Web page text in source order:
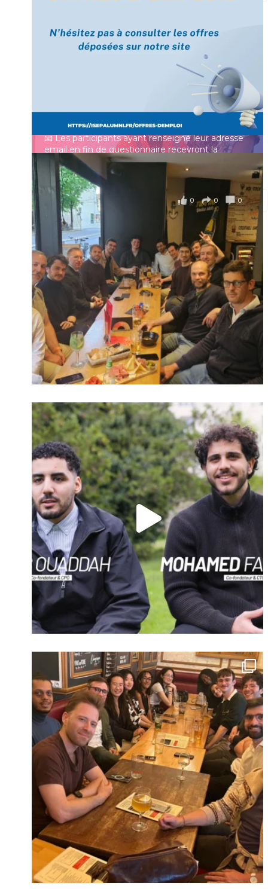
Charger plus Suivre sur Instagram
[Enquête IESF 2026] Top départ 🚀
👩‍🎓 Ingénieurs diplômés, vous avez jusqu’au 31
mai pour participer et faire entendre votre voix !
Depuis plus de 60 ans, cette enquête vise à établir
un panorama complet de la situation socio-
professionnelle des ingénieurs et scientifiques
français.
📧 Les participants ayant renseigné leur adresse
email en fin de questionnaire recevront la
synthèse des résultats...Voir plus
il y a 4 mois
0 0 0
Voir sur Facebook
Prénom
Mot de passe
Se souvenir de moi
Connexion
Identifiant oublié ?
Mot de passe
oublié ?